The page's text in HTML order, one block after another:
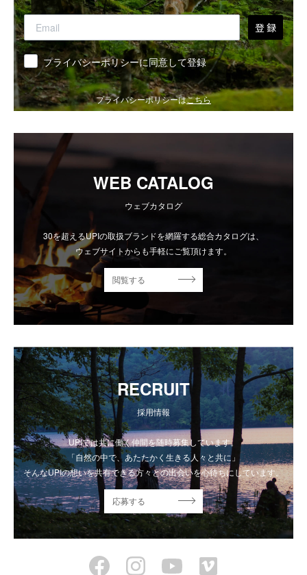
登 録
同意 プライバシーポリシーに同意して登録
プライバシーポリシーはこちら
WEB CATALOG
ウェブカタログ
30を超えるUPIの取扱ブランドを網羅する総合カタログは、
ウェブサイトからも手軽にご覧頂けます。
閲覧する
RECRUIT
採用情報
UPIでは共に働く仲間を随時募集しています。
「自然の中で、あたたかく生きる人々と共に」
そんなUPIの想いを共有できる方々との出会いを心待ちにしています。
応募する